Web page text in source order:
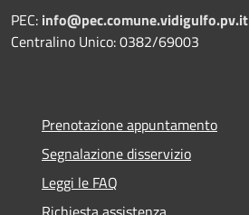
PEC: info@pec.comune.vidigulfo.pv.it
Centralino Unico: 0382/69003
Prenotazione appuntamento
Segnalazione disservizio
Leggi le FAQ